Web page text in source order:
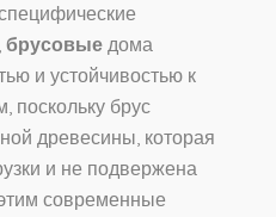
брусовые дома
и устойчивостью к
поскольку брус
древесины, которая
и не подвержена
современные